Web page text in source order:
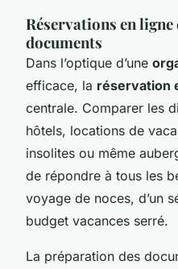
Réservations en ligne
documents
Dans l’optique d’une
efficace, la réservation
centrale. Comparer les
hôtels, locations de
insolites ou même
de répondre à tous les
voyage de noces, d’un
budget vacances serré.
La préparation des